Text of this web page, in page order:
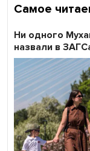
Самое
Ни одного
назвали в